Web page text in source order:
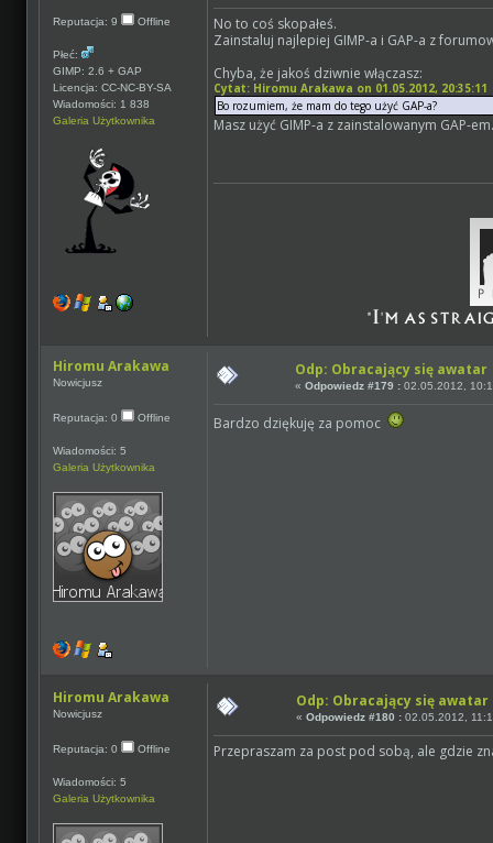
Reputacja: 9 Offline
Płeć:
GIMP: 2.6 + GAP
Licencja: CC-NC-BY-SA
Wiadomości: 1 838
Galeria Użytkownika
No to coś skopałeś.
Zainstaluj najlepiej GIMP-a i GAP-a z
Chyba, że jakoś dziwnie włączasz:
Cytat: Hiromu Arakawa on 01.05.2012, 20:35:11
Bo rozumiem, że mam do tego użyć GAP-a?
Masz użyć GIMP-a z zainstalowanym GAP-
Hiromu Arakawa
Nowicjusz
Reputacja: 0 Offline
Wiadomości: 5
Galeria Użytkownika
Odp: Obracający się awatar
«Odpowiedz #179 : 02.05.2012,
Bardzo dziękuję za pomoc
Hiromu Arakawa
Nowicjusz
Reputacja: 0 Offline
Wiadomości: 5
Galeria Użytkownika
Odp: Obracający się awatar
«Odpowiedz #180 : 02.05.2012,
Przepraszam za post pod sobą, ale gdzie